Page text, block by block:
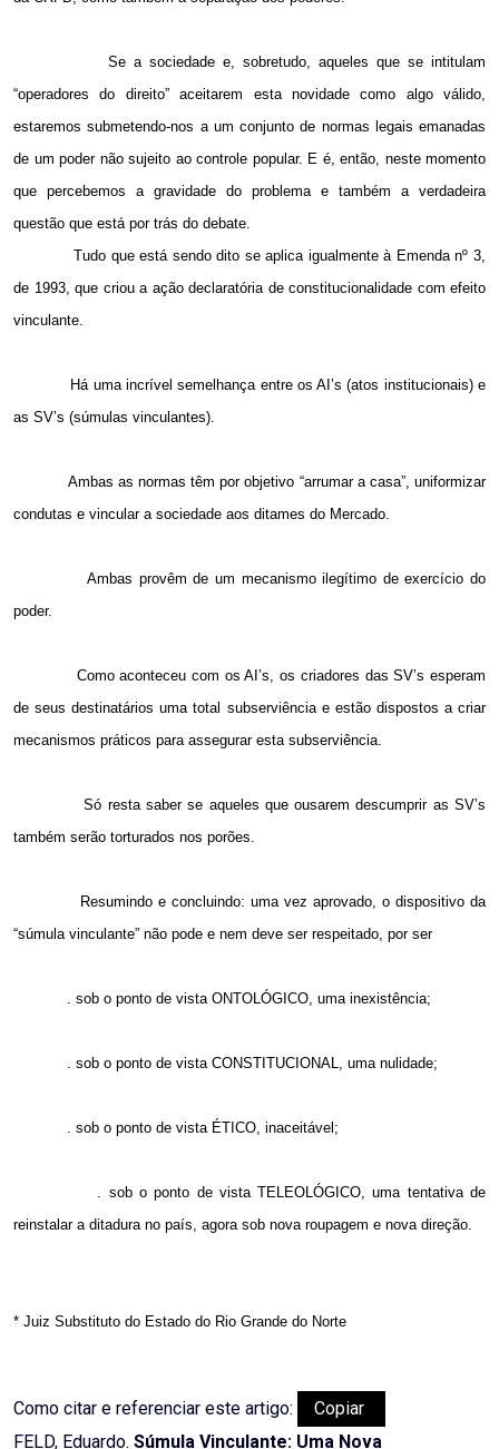
Se a sociedade e, sobretudo, aqueles que se intitulam
“operadores do direito” aceitarem esta novidade como algo válido,
estaremos submetendo-nos a um conjunto de normas legais emanadas
de um poder não sujeito ao controle popular. E é, então, neste momento
que percebemos a gravidade do problema e também a verdadeira
questão que está por trás do debate.
Tudo que está sendo dito se aplica igualmente à Emenda nº 3,
de 1993, que criou a ação declaratória de constitucionalidade com efeito
vinculante.
Há uma incrível semelhança entre os AI’s (atos institucionais) e
as SV’s (súmulas vinculantes).
Ambas as normas têm por objetivo “arrumar a casa”, uniformizar
condutas e vincular a sociedade aos ditames do Mercado.
Ambas provêm de um mecanismo ilegítimo de exercício do
poder.
Como aconteceu com os AI’s, os criadores das SV’s esperam
de seus destinatários uma total subserviência e estão dispostos a criar
mecanismos práticos para assegurar esta subserviência.
Só resta saber se aqueles que ousarem descumprir as SV’s
também serão torturados nos porões.
Resumindo e concluindo: uma vez aprovado, o dispositivo da
“súmula vinculante” não pode e nem deve ser respeitado, por ser
. sob o ponto de vista ONTOLÓGICO, uma inexistência;
. sob o ponto de vista CONSTITUCIONAL, uma nulidade;
. sob o ponto de vista ÉTICO, inaceitável;
. sob o ponto de vista TELEOLÓGICO, uma tentativa de
reinstalar a ditadura no país, agora sob nova roupagem e nova direção.
* Juiz Substituto do Estado do Rio Grande do Norte
Como citar e referenciar este artigo:
Copiar
FELD, Eduardo. Súmula Vinculante: Uma Nova